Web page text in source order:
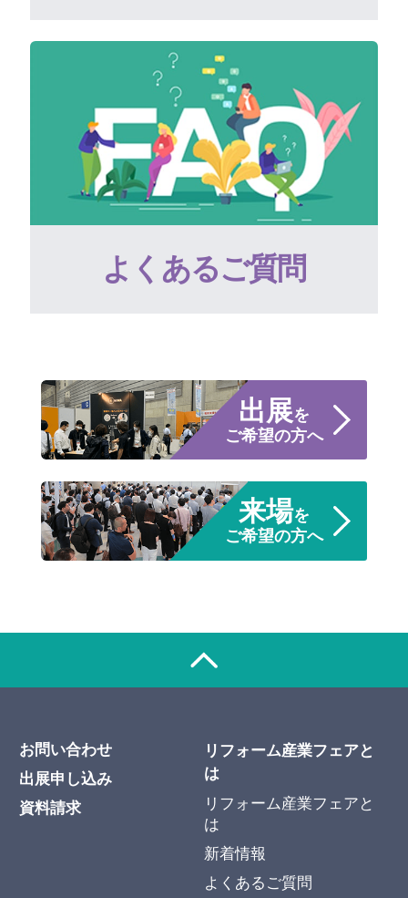
よくあるご質問
出展を
ご希望の方へ
来場を
ご希望の方へ
お問い合わせ
出展申し込み
資料請求
リフォーム産業フェアと
は
リフォーム産業フェアと
は
新着情報
よくあるご質問